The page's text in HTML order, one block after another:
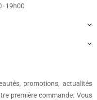
-19h00
promotions, actualités
première commande. Vous